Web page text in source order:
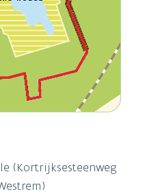
(Kortrijksesteenweg